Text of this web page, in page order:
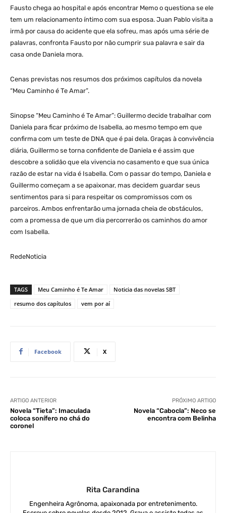
Fausto chega ao hospital e após encontrar Memo o questiona se ele
tem um relacionamento íntimo com sua esposa. Juan Pablo visita a
irmã por causa do acidente que ela sofreu, mas após uma série de
palavras, confronta Fausto por não cumprir sua palavra e sair da
casa onde Daniela mora.
Cenas previstas nos resumos dos próximos capítulos da novela
“Meu Caminho é Te Amar”.
Sinopse “Meu Caminho é Te Amar”: Guillermo decide trabalhar com
Daniela para ficar próximo de Isabella, ao mesmo tempo em que
confirma com um teste de DNA que é pai dela. Graças à convivência
diária, Guillermo se torna confidente de Daniela e é assim que
descobre a solidão que ela vivencia no casamento e que sua única
razão de estar na vida é Isabella. Com o passar do tempo, Daniela e
Guillermo começam a se apaixonar, mas decidem guardar seus
sentimentos para si para respeitar os compromissos com os
parceiros. Ambos enfrentarão uma jornada cheia de obstáculos,
com a promessa de que um dia percorrerão os caminhos do amor
com Isabella.
RedeNoticia
TAGS Meu Caminho é Te Amar
Noticia das novelas SBT
resumo dos capítulos
vem por aí
Facebook X
ARTIGO ANTERIOR
Novela “Tieta”: Imaculada
coloca sonífero no chá do
coronel
PRÓXIMO ARTIGO
Novela “Cabocla”: Neco se
encontra com Belinha
Rita Carandina
Engenheira Agrônoma, apaixonada por entretenimento.